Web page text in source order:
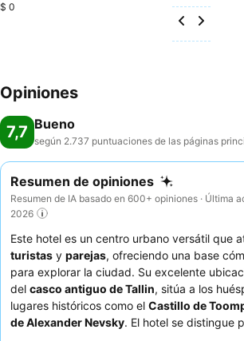
$ 0
Opiniones
7,7 Bueno
según 2.737 puntuaciones de las páginas
Resumen de opiniones
Resumen de IA basado en 600+ opiniones · Última
2026
Este hotel es un centro urbano versátil que
turistas y parejas, ofreciendo una base
para explorar la ciudad. Su excelente
del casco antiguo de Tallin, sitúa a los
lugares históricos como el Castillo de
de Alexander Nevsky. El hotel se distingue